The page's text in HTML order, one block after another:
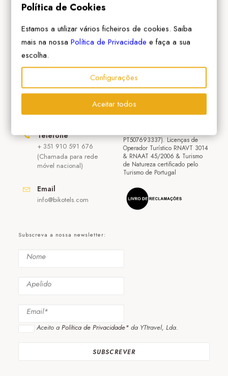
ADERIR À REDE
DESENVOLVER DESTINO
Rua das Oliveiras, LT
2415-456 Leiria
Telefone
+ 351 910 591 676
(Chamada para rede
móvel nacional)
Email
info@bikotels.com
Follow us:
bikotel® é uma marca
PT507693337). Licenças de
Operador Turístico RNAVT 3014
& RNAAT 45/2006 & Turismo
de Natureza certificado pelo
Turismo de Portugal
Subscreva a nossa newsletter:
Aceito a Política de Privacidade* da YTtravel, Lda.
Política de Cookies
Estamos a utilizar vários ficheiros de cookies. Saiba
mais na nossaPolítica de Privacidade e faça a sua
escolha.
Configurações
Aceitar todos